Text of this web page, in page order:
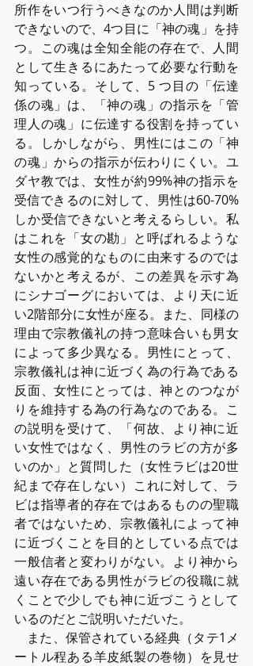
所作をいつ⾏うべきなのか⼈間は判断
できないので、4つ⽬に「神の魂」を持
つ。この魂は全知全能の存在で、⼈間
として⽣きるにあたって必要な⾏動を
知っている。そして、5 つ⽬の「伝達
係の魂」は、「神の魂」の指⽰を「管
理⼈の魂」に伝達する役割を持ってい
る。しかしながら、男性にはこの「神
の魂」からの指⽰が伝わりにくい。ユ
ダヤ教では、⼥性が約99%神の指⽰を
受信できるのに対して、男性は60-70%
しか受信できないと考えるらしい。私
はこれを「⼥の勘」と呼ばれるような
⼥性の感覚的なものに由来するのでは
ないかと考えるが、この差異を⽰す為
にシナゴーグにおいては、より天に近
い2階部分に⼥性が座る。また、同様の
理由で宗教儀礼の持つ意味合いも男⼥
によって多少異なる。男性にとって、
宗教儀礼は神に近づく為の⾏為である
反⾯、⼥性にとっては、神とのつなが
りを維持する為の⾏為なのである。こ
の説明を受けて、「何故、より神に近
い⼥性ではなく、男性のラビの⽅が多
いのか」と質問した（⼥性ラビは20世
紀まで存在しない）これに対して、ラ
ビは指導者的存在ではあるものの聖職
者ではないため、宗教儀礼によって神
に近づくことを⽬的としている点では
⼀般信者と変わりがない。より神から
遠い存在である男性がラビの役職に就
くことで少しでも神に近づこうとして
いるのだとご説明いただいた。
また、保管されている経典（タテ1メ
ートル程ある⽺⽪紙製の巻物）を⾒せ